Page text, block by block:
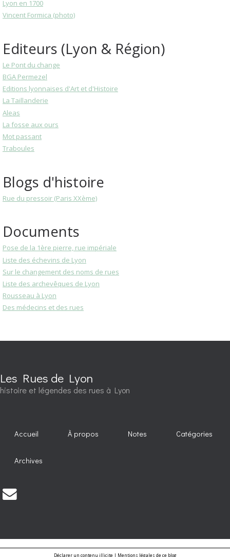
Lyon en 1700
Vincent Formica (photo)
Editeurs (Lyon & Région)
Le Pont du change
BGA Permezel
Editions lyonnaises d'Art et d'Histoire
La Taillanderie
Aleas
La fosse aux ours
Mot passant
Traboules
Blogs d'histoire
Rue du pressoir (Paris XXème)
Documents
Pose de la 1ère pierre, rue impériale
Liste des échevins de Lyon
Sur le changement des noms de rues
Liste des archevêques de Lyon
Rousseau à Lyon
Des médecins et des rues
Les Rues de Lyon
histoire et légendes des rues à Lyon
Accueil À propos Notes Catégories
Archives
Déclarer un contenu illicite| Mentions légales de ce blog